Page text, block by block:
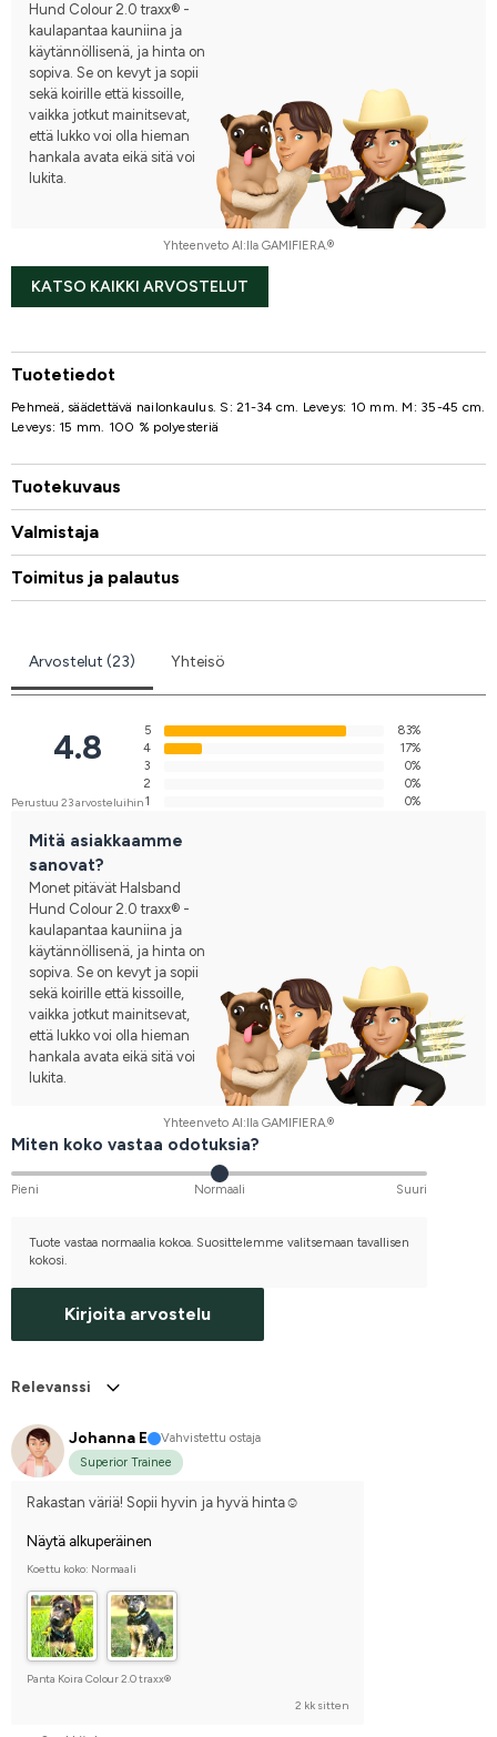
Hund Colour 2.0 traxx® -
kaulapantaa kauniina ja
käytännöllisenä, ja hinta on
sopiva. Se on kevyt ja sopii
sekä koirille että kissoille,
vaikka jotkut mainitsevat,
että lukko voi olla hieman
hankala avata eikä sitä voi
lukita.
Yhteenveto AI:lla GAMIFIERA.®
KATSO KAIKKI ARVOSTELUT
Tuotetiedot
Pehmeä, säädettävä nailonkaulus. S: 21-34 cm. Leveys: 10 mm. M: 35-45 cm.
Leveys: 15 mm. 100 % polyesteriä
Tuotekuvaus
Valmistaja
Toimitus ja palautus
Arvostelut (23) Yhteisö
4.8
Perustuu 23 arvosteluihin
5
83%
4
17%
3
0%
2
0%
1
0%
Mitä asiakkaamme
sanovat?
Monet pitävät Halsband
Hund Colour 2.0 traxx® -
kaulapantaa kauniina ja
käytännöllisenä, ja hinta on
sopiva. Se on kevyt ja sopii
sekä koirille että kissoille,
vaikka jotkut mainitsevat,
että lukko voi olla hieman
hankala avata eikä sitä voi
lukita.
Yhteenveto AI:lla GAMIFIERA.®
Miten koko vastaa odotuksia?
Pieni Normaali Suuri
Tuote vastaa normaalia kokoa. Suosittelemme valitsemaan tavallisen
kokosi.
Kirjoita arvostelu
Relevanssi
Johanna E
Vahvistettu ostaja
Superior Trainee
Rakastan väriä! Sopii hyvin ja hyvä hinta☺️
Näytä alkuperäinen
Koettu koko: Normaali
Panta Koira Colour 2.0 traxx®
2 kk sitten